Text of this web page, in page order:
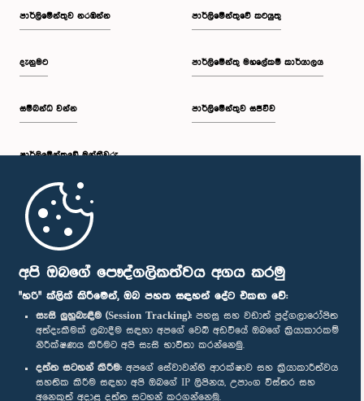
අපි ඔබගේ පෞද්ගලිකත්වය අගය කරමු
"හරි" ක්ලික් කිරීමෙන්, ඔබ පහත සඳහන් දේට එකඟ වේ:
සැසි ලුහුබැඳීම (Session Tracking): පහසු සහ වඩාත් පුද්ගලාරෝපිත
අත්දැකීමක් ලබාදීම සඳහා අපගේ වෙබ් අඩවියේ ඔබගේ ක්‍රියාකාරකම්
නිරීක්ෂණය කිරීමට අපි සැසි භාවිතා කරන්නෙමු.
දත්ත සටහන් කිරීම: අපගේ සේවාවන්හි ආරක්ෂාව සහ ක්‍රියාකාරීත්වය
සහතික කිරීම සඳහා අපි ඔබගේ IP ලිපිනය, උපාංග විස්තර සහ
අනෙකුත් අදාළ දත්ත සටහන් කරගන්නෙමු.
පාර්ලි‌මේන්තුව නරඹන්න
දැනුමට
සම්බන්ධ වන්න
පාර්ලි‌මේන්තුවේ මන්ත්‍රීවරු
මුල් පිටුව
පාර්ලිමේන්තුවේ කටයුතු
පාර්ලිමේන්තු මහලේකම් කාර්යාලය
පාර්ලිමේන්තුව සජීවීව
පාර්ලිමේන්තු ජංගම යෙදුම
අප හා සම්බන්ධ වී සිටින්න :